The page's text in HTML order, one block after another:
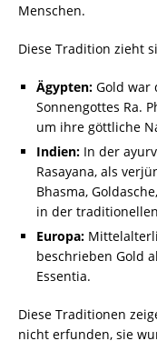
Menschen.
Diese Tradition zieht
Ägypten: Gold war
Sonnengottes Ra.
um ihre göttliche
Indien: In der
Rasayana, als
Bhasma,
in der
Europa:
beschrieben Gold
Essentia.
Diese Traditionen
nicht erfunden, sie